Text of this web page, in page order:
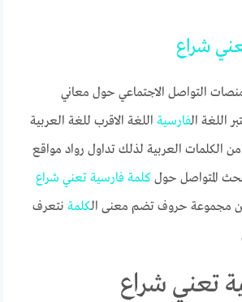
شراع
التواصل الاجتماعي حول معاني
اللغة الفارسية اللغة الاقرب للغة العربية
الكلمات العربية لذلك تداول رواد مواقع
المتواصل حولكلمة فارسية تعني شراع
مجموعة حروف تضم معنى الكلمة نتعرف
تعني شراع